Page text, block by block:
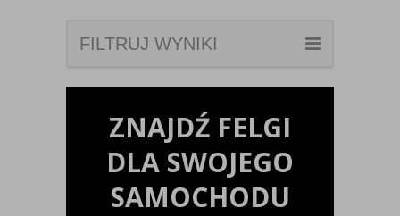
FILTRUJ WYNIKI
ZNAJDŹ FELGI
DLA SWOJEGO
SAMOCHODU